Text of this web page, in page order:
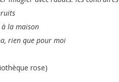
la maison
rien que pour moi
rose)